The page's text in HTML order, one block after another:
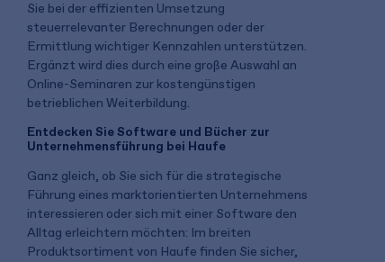
Sie bei der effizienten Umsetzung
steuerrelevanter Berechnungen oder der
Ermittlung wichtiger Kennzahlen unterstützen.
Ergänzt wird dies durch eine große Auswahl an
Online-Seminaren zur kostengünstigen
betrieblichen Weiterbildung.
Entdecken Sie Software und Bücher zur
Unternehmensführung bei Haufe
Ganz gleich, ob Sie sich für die strategische
Führung eines marktorientierten Unternehmens
interessieren oder sich mit einer Software den
Alltag erleichtern möchten: Im breiten
Produktsortiment von Haufe finden Sie sicher,